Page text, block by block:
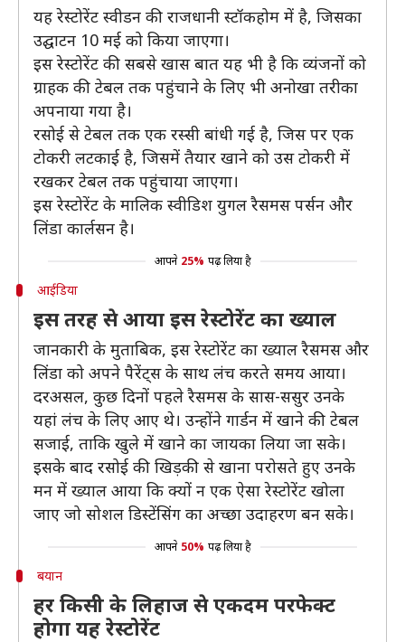
यह रेस्टोरेंट स्वीडन की राजधानी स्टॉकहोम में है, जिसका
उद्घाटन 10 मई को किया जाएगा।
इस रेस्टोरेंट की सबसे खास बात यह भी है कि व्यंजनों को
ग्राहक की टेबल तक पहुंचाने के लिए भी अनोखा तरीका
अपनाया गया है।
रसोई से टेबल तक एक रस्सी बांधी गई है, जिस पर एक
टोकरी लटकाई है, जिसमें तैयार खाने को उस टोकरी में
रखकर टेबल तक पहुंचाया जाएगा।
इस रेस्टोरेंट के मालिक स्वीडिश युगल रैसमस पर्सन और
लिंडा कार्लसन है।
आपने 25% पढ़ लिया है
आईडिया
इस तरह से आया इस रेस्टोरेंट का ख्याल
जानकारी के मुताबिक, इस रेस्टोरेंट का ख्याल रैसमस और
लिंडा को अपने पैरेंट्स के साथ लंच करते समय आया।
दरअसल, कुछ दिनों पहले रैसमस के सास-ससुर उनके
यहां लंच के लिए आए थे। उन्होंने गार्डन में खाने की टेबल
सजाई, ताकि खुले में खाने का जायका लिया जा सके।
इसके बाद रसोई की खिड़की से खाना परोसते हुए उनके
मन में ख्याल आया कि क्यों न एक ऐसा रेस्टोरेंट खोला
जाए जो सोशल डिस्टेंसिंग का अच्छा उदाहरण बन सके।
आपने 50% पढ़ लिया है
बयान
हर किसी के लिहाज से एकदम परफेक्ट
होगा यह रेस्टोरेंट